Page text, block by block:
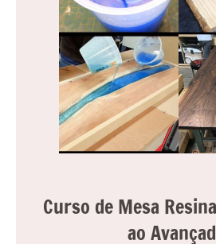
Curso de Mesa
ao